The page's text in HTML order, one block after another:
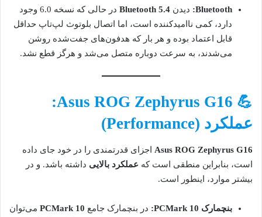
Bluetooth:
دیدن Bluetooth 5.4
در حالی که نسخه 6.0 وجود
دارد، کمی ناامیدکننده است، اما اتصال بلوتوث لپ‌تاپ حداقل
قابل اعتماد بوده و هر بار که هدفون‌های جفت‌شده روشن
می‌شدند، به سرعت دوباره متصل می‌شد و هرگز قطع نشد.
💪 Asus ROG Zephyrus G16:
عملکرد (Performance)
Asus ROG Zephyrus G16 اجزای قدرتمندی را در خود جای داده
است، بنابراین منطقی است که عملکرد بالایی داشته باشد. و در
بیشتر موارد، اینطور است.
بنچمارک PCMark 10: در بنچمارک جامع PCMark 10 می‌توان